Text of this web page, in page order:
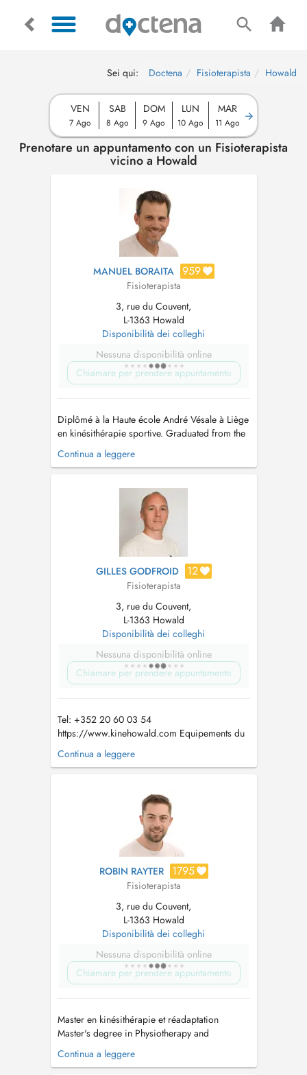
Sei qui: Doctena Fisioterapista Howald
VEN
7 Ago
SAB
8 Ago
DOM
9 Ago
LUN
10 Ago
MAR
11 Ago
Prenotare un appuntamento con un Fisioterapista
vicino a Howald
MANUEL BORAITA 959
Fisioterapista
3, rue du Couvent,
L-1363 Howald
Disponibilità dei colleghi
Nessuna disponibilità online
Chiamare per prendere appuntamento
Diplômé à la Haute école André Vésale à Liège
en kinésithérapie sportive. Graduated from the
André Vésale High School in Liège in sports
physiotherapy Formation en Thérapaie
kinésithérapie respiratoire. Training in manual
Continua a leggere
GILLES GODFROID 12
Fisioterapista
3, rue du Couvent,
L-1363 Howald
Disponibilità dei colleghi
Nessuna disponibilità online
Chiamare per prendere appuntamento
Tel: +352 20 60 03 54
https://www.kinehowald.com Equipements du
cabinet: Equipments: -Ondes de choc -
Shockwaves -Renforcement isoinertiel
Continua a leggere
ROBIN RAYTER 1795
Fisioterapista
3, rue du Couvent,
L-1363 Howald
Disponibilità dei colleghi
Nessuna disponibilità online
Chiamare per prendere appuntamento
Master en kinésithérapie et réadaptation
Master's degree in Physiotherapy and
Rehabilitation Université Catholique de Louvain
(UCL) - Louvain-la-Neuve - Belgique
Continua a leggere